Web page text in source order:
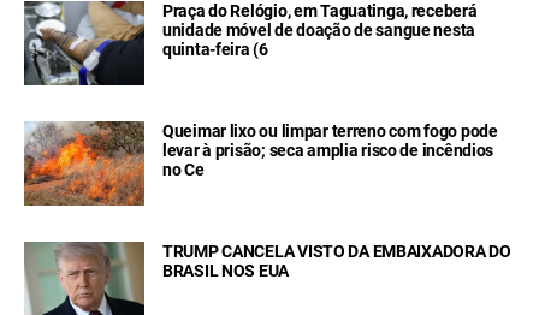
Praça do Relógio, em Taguatinga, receberá
unidade móvel de doação de sangue nesta
quinta-feira (6
Queimar lixo ou limpar terreno com fogo pode
levar à prisão; seca amplia risco de incêndios
no Ce
TRUMP CANCELA VISTO DA EMBAIXADORA DO
BRASIL NOS EUA